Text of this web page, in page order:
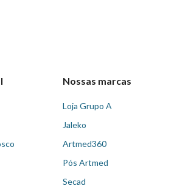
Nossas marcas
Loja Grupo A
Jaleko
Artmed360
Pós Artmed
Secad